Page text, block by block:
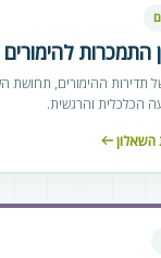
התמכרות להימורים
תדירות ההימורים, תחושת
הכלכלית והרגשית.